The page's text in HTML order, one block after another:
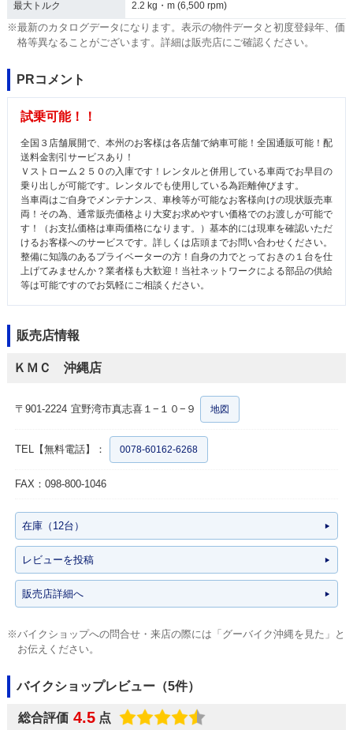
最大トルク 2.2 kg・m (6,500 rpm)
※最新のカタログデータになります。表示の物件データと初度登録年、価
格等異なることがございます。詳細は販売店にご確認ください。
PRコメント
試乗可能！！
全国３店舗展開で、本州のお客様は各店舗で納車可能！全国通販可能！配
送料金割引サービスあり！
Ｖストローム２５０の入庫です！レンタルと併用している車両でお早目の
乗り出しが可能です。レンタルでも使用している為距離伸びます。
当車両はご自身でメンテナンス、車検等が可能なお客様向けの現状販売車
両！その為、通常販売価格より大変お求めやすい価格でのお渡しが可能で
す！（お支払価格は車両価格になります。）基本的には現車を確認いただ
けるお客様へのサービスです。詳しくは店頭までお問い合わせください。
整備に知識のあるプライベーターの方！自身の力でとっておきの１台を仕
上げてみませんか？業者様も大歓迎！当社ネットワークによる部品の供給
等は可能ですのでお気軽にご相談ください。
販売店情報
ＫＭＣ 沖縄店
〒901-2224 宜野湾市真志喜１−１０−９ 地図
TEL【無料電話】： 0078-60162-6268
FAX：098-800-1046
在庫（12台）
レビューを投稿
販売店詳細へ
※バイクショップへの問合せ・来店の際には「グーバイク沖縄を見た」と
お伝えください。
バイクショップレビュー（5件）
総合評価 4.5 点